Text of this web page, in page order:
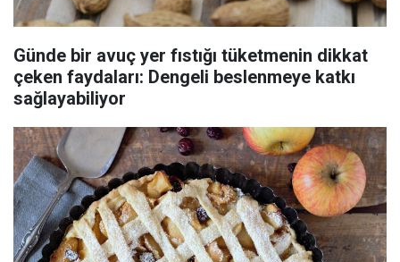
Günde bir avuç yer fıstığı tüketmenin dikkat
çeken faydaları: Dengeli beslenmeye katkı
sağlayabiliyor